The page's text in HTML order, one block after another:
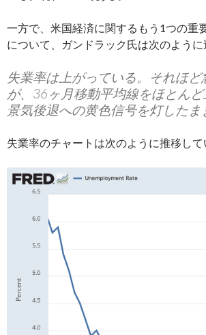
一方で、米国経済に関するもう1つの重
について、ガンドラック氏は次のように
失業率は上がっている。それほ
が、36ヶ月移動平均線をほとんど
景気後退への黄色信号を灯したま
失業率のチャートは次のように推移して